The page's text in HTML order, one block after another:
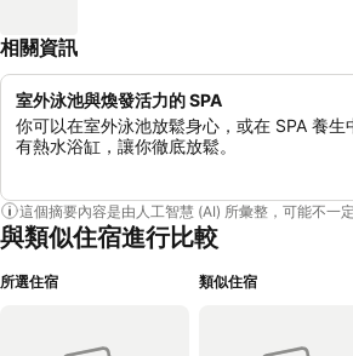
相關資訊
室外泳池與煥發活力的 SPA
你可以在室外泳池放鬆身心，或在 SPA 養生
有熱水浴缸，讓你徹底放鬆。
這個摘要內容是由人工智慧 (AI) 所彙整，可能不一定
與類似住宿進行比較
所選住宿 類似住宿